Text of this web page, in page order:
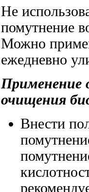
Не
помутнение
Можно
ежедневно
Применение
очищения
Внести